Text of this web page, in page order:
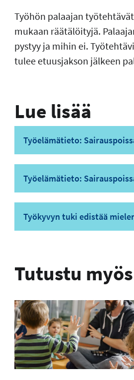
Työhön palaajan
mukaan räätälöityjä.
pystyy ja mihin ei.
tulee etuusjakson jälkeen
Lue lisää
Työelämätieto:
Työelämätieto:
Työkyvyn tuki edistää
Tutustu myös